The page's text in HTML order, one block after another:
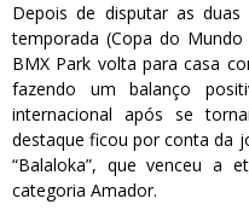
Depois de disputar as
temporada (Copa do
BMX Park volta para casa
fazendo um balanço
internacional após se
destaque ficou por conta da
“Balaloka”, que venceu a
categoria Amador.